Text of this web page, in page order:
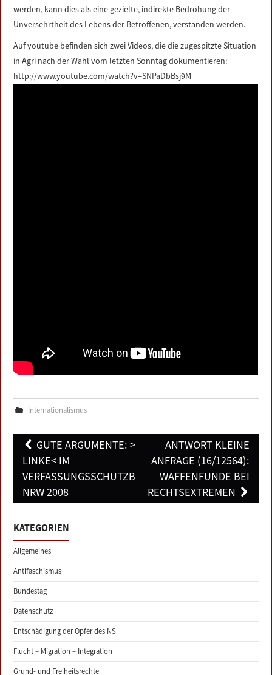
werden, kann dies als eine gezielte, indirekte Bedrohung der
Unversehrtheit des Lebens der Betroffenen, verstanden werden.
Auf youtube befinden sich zwei Videos, die die zugespitzte Situation
in Agri nach der Wahl vom letzten Sonntag dokumentieren:
http://www.youtube.com/watch?v=SNPaDbBsj9M
Internationalismus
Post
navigation
GUTE ARGUMENTE: >DIE
LINKE< IM
VERFASSUNGSSCHUTZBERICHT
NRW 2008
ANTWORT KLEINE
ANFRAGE (16/12564):
WAFFENFUNDE BEI
RECHTSEXTREMEN
KATEGORIEN
Allgemeines
Antifaschismus
Bundestag
Datenschutz
Entschädigung der Opfer des NS
Flucht – Migration – Integration
Grund- und Freiheitsrechte